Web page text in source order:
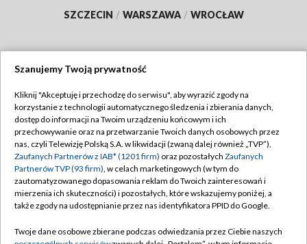
SZCZECIN / WARSZAWA / WROCŁAW
TVP
Abonament TVP
Emisja w TVP
Centrum informacji TVP
Naziemna Telewizja Cyfrowa
Regulamin TVP
Polityka prywatności
Moje zgody
Pomoc
Szanujemy Twoją prywatność
Kliknij "Akceptuję i przechodzę do serwisu", aby wyrazić zgody na
korzystanie z technologii automatycznego śledzenia i zbierania danych,
dostęp do informacji na Twoim urządzeniu końcowym i ich
przechowywanie oraz na przetwarzanie Twoich danych osobowych przez
nas, czyli Telewizję Polską S.A. w likwidacji (zwaną dalej również „TVP”),
Zaufanych Partnerów z IAB* (1201 firm) oraz pozostałych Zaufanych
Partnerów TVP (93 firm), w celach marketingowych (w tym do
zautomatyzowanego dopasowania reklam do Twoich zainteresowań i
mierzenia ich skuteczności) i pozostałych, które wskazujemy poniżej, a
także zgody na udostępnianie przez nas identyfikatora PPID do Google.
Twoje dane osobowe zbierane podczas odwiedzania przez Ciebie naszych